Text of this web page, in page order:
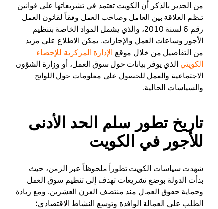
من الجدير بالذكر أن الكويت تعتمد في تشريعاتها على قوانين
تنظم العلاقة بين العامل وصاحب العمل وفقاً لقانون العمل
رقم 6 لسنة 2010، والذي يشمل المواد الخاصة بتنظيم
الأجور وساعات العمل والإجازات. يمكن الاطلاع على مزيد
من التفاصيل من خلال موقع الإدارة المركزية للإحصاء
الكويتي الذي يوفر بيانات حول سوق العمل، أو وزارة الشؤون
الاجتماعية والعمل للحصول على معلومات حول اللوائح
والسياسات الحالية.
تاريخ تطور سلم الحد الأدنى
للأجور في الكويت
شهدت سياسات الكويت تطوراً ملحوظاً عبر الزمن، حيث
بدأت الدولة بوضع تشريعات تهدف إلى تنظيم سوق العمل
وحماية حقوق العمال منذ منتصف القرن العشرين. ومع زيادة
الطلب على العمالة الوافدة وتوسع النشاط الاقتصادي؛